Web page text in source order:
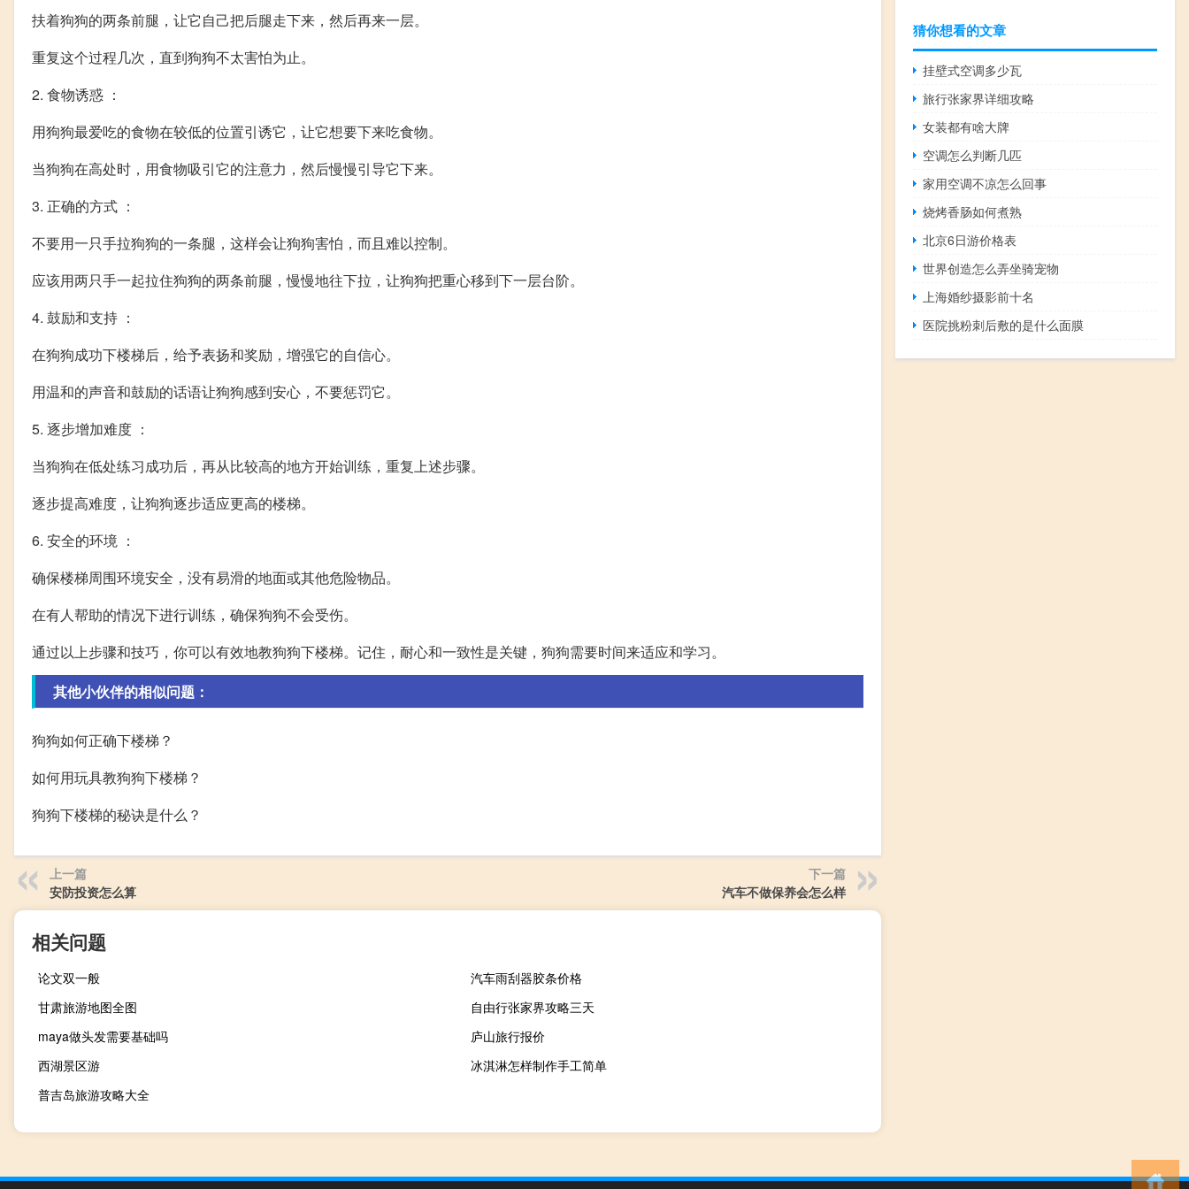
扶着狗狗的两条前腿，让它自己把后腿走下来，然后再来一层。
重复这个过程几次，直到狗狗不太害怕为止。
2. 食物诱惑 ：
用狗狗最爱吃的食物在较低的位置引诱它，让它想要下来吃食物。
当狗狗在高处时，用食物吸引它的注意力，然后慢慢引导它下来。
3. 正确的方式 ：
不要用一只手拉狗狗的一条腿，这样会让狗狗害怕，而且难以控制。
应该用两只手一起拉住狗狗的两条前腿，慢慢地往下拉，让狗狗把重心移到下一层台阶。
4. 鼓励和支持 ：
在狗狗成功下楼梯后，给予表扬和奖励，增强它的自信心。
用温和的声音和鼓励的话语让狗狗感到安心，不要惩罚它。
5. 逐步增加难度 ：
当狗狗在低处练习成功后，再从比较高的地方开始训练，重复上述步骤。
逐步提高难度，让狗狗逐步适应更高的楼梯。
6. 安全的环境 ：
确保楼梯周围环境安全，没有易滑的地面或其他危险物品。
在有人帮助的情况下进行训练，确保狗狗不会受伤。
通过以上步骤和技巧，你可以有效地教狗狗下楼梯。记住，耐心和一致性是关键，狗狗需要时间来适应和学习。
其他小伙伴的相似问题：
狗狗如何正确下楼梯？
如何用玩具教狗狗下楼梯？
狗狗下楼梯的秘诀是什么？
上一篇
安防投资怎么算
下一篇
汽车不做保养会怎么样
相关问题
论文双一般
汽车雨刮器胶条价格
甘肃旅游地图全图
自由行张家界攻略三天
maya做头发需要基础吗
庐山旅行报价
西湖景区游
冰淇淋怎样制作手工简单
普吉岛旅游攻略大全
猜你想看的文章
挂壁式空调多少瓦
旅行张家界详细攻略
女装都有啥大牌
空调怎么判断几匹
家用空调不凉怎么回事
烧烤香肠如何煮熟
北京6日游价格表
世界创造怎么弄坐骑宠物
上海婚纱摄影前十名
医院挑粉刺后敷的是什么面膜